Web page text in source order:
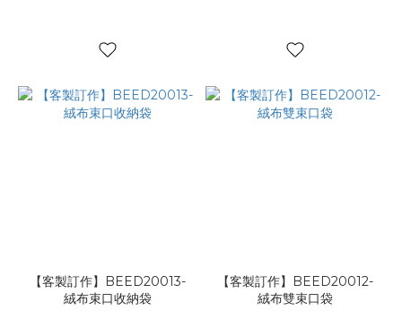
【客製訂作】BEED20013-
絨布束口收納袋
【客製訂作】BEED20012-
絨布雙束口袋